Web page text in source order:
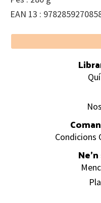
EAN 13 :
Footer
Condicions